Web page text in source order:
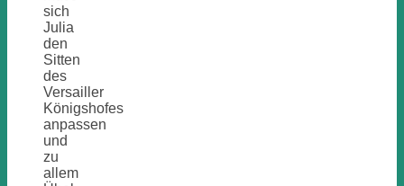
sich
Julia
den
Sitten
des
Versailler
Königshofes
anpassen
und
zu
allem